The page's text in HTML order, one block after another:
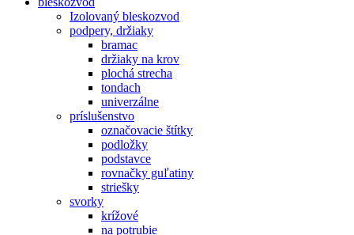
Izolovaný bleskozvod
podpery, držiaky
bramac
držiaky na krov
plochá strecha
tondach
univerzálne
príslušenstvo
označovacie štítky
podložky
podstavce
rovnačky guľatiny
striešky
svorky
krížové
na potrubie